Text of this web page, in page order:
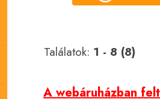
Találatok: 1 - 8 (8)
A webáruházban